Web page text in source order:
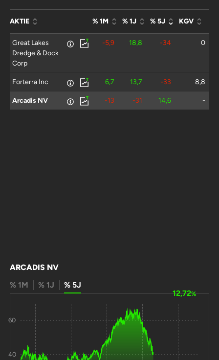
AKTIE % 1M % 1J % 5J KGV
Great Lakes
Dredge & Dock
Corp
-5,9 18,8 -34 0
Forterra Inc 6,7 13,7 -33 8,8
Arcadis NV -13 -31 14,6 -
ARCADIS NV
% 1M
% 1J
% 5J
12,72%
40
60